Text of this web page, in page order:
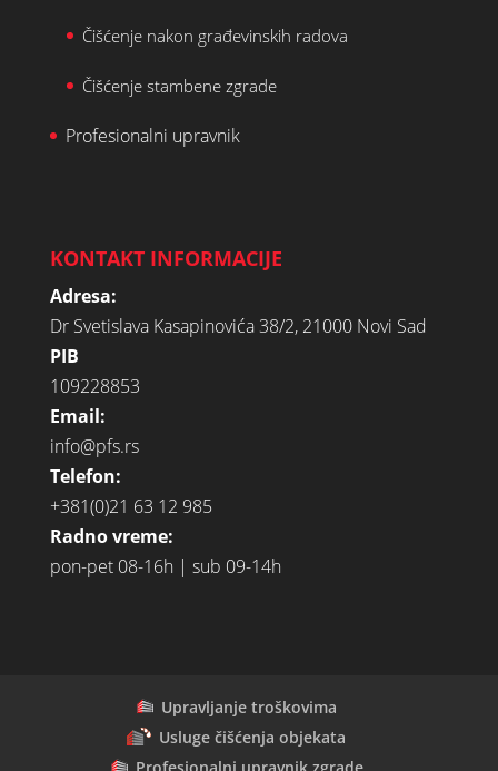
Čišćenje nakon građevinskih radova
Čišćenje stambene zgrade
Profesionalni upravnik
KONTAKT INFORMACIJE
Adresa:
Dr Svetislava Kasapinovića 38/2, 21000 Novi Sad
PIB
109228853
Email:
info@pfs.rs
Telefon:
+381(0)21 63 12 985
Radno vreme:
pon-pet 08-16h | sub 09-14h
Upravljanje troškovima
Usluge čišćenja objekata